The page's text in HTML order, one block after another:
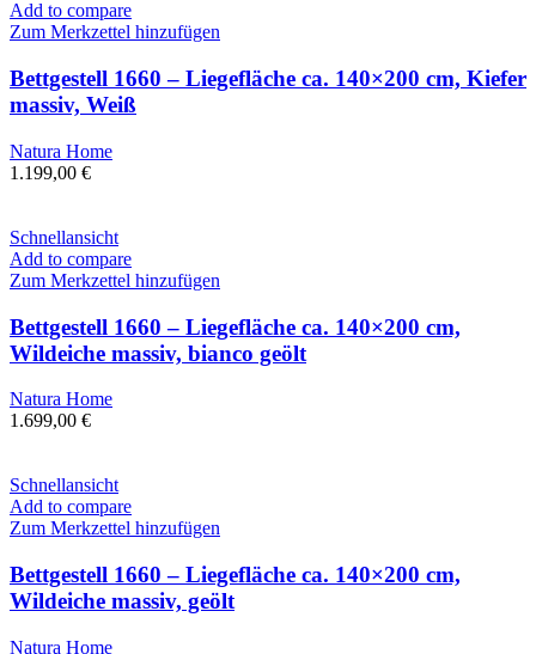
Add to compare
Zum Merkzettel hinzufügen
Bettgestell 1660 – Liegefläche ca. 140×200 cm, Kiefer
massiv, Weiß
Natura Home
1.199,00 €
Schnellansicht
Add to compare
Zum Merkzettel hinzufügen
Bettgestell 1660 – Liegefläche ca. 140×200 cm,
Wildeiche massiv, bianco geölt
Natura Home
1.699,00 €
Schnellansicht
Add to compare
Zum Merkzettel hinzufügen
Bettgestell 1660 – Liegefläche ca. 140×200 cm,
Wildeiche massiv, geölt
Natura Home